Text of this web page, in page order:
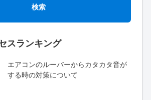
スランキング
エアコンのルーバーからカタカタ音が
する時の対策について